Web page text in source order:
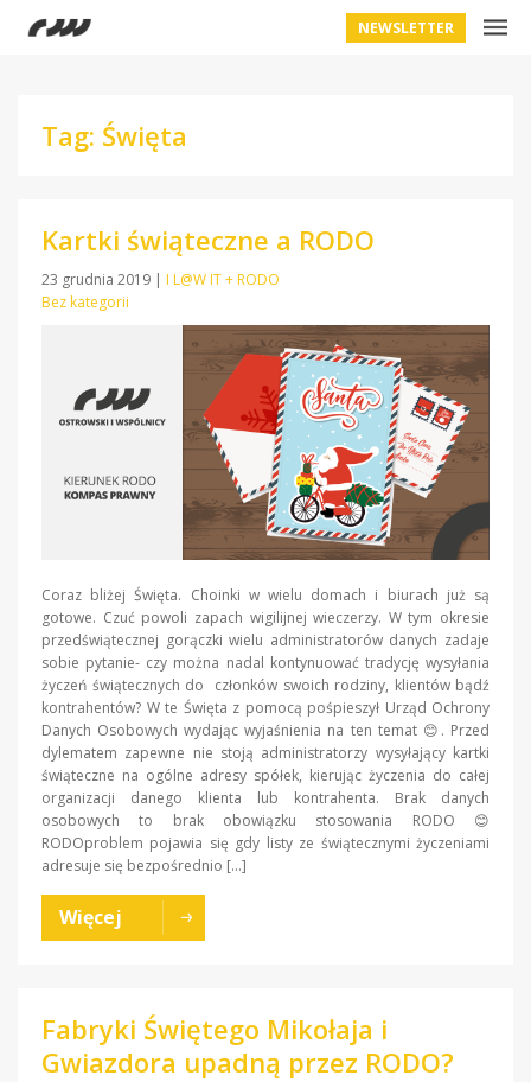
NEWSLETTER
Tag: Święta
Kartki świąteczne a RODO
23 grudnia 2019 | I L@W IT + RODO
Bez kategorii
Coraz bliżej Święta. Choinki w wielu domach i biurach już są
gotowe. Czuć powoli zapach wigilijnej wieczerzy. W tym okresie
przedświątecznej gorączki wielu administratorów danych zadaje
sobie pytanie- czy można nadal kontynuować tradycję wysyłania
życzeń świątecznych do członków swoich rodziny, klientów bądź
kontrahentów? W te Święta z pomocą pośpieszył Urząd Ochrony
Danych Osobowych wydając wyjaśnienia na ten temat 😊. Przed
dylematem zapewne nie stoją administratorzy wysyłający kartki
świąteczne na ogólne adresy spółek, kierując życzenia do całej
organizacji danego klienta lub kontrahenta. Brak danych
osobowych to brak obowiązku stosowania RODO 😊
RODOproblem pojawia się gdy listy ze świątecznymi życzeniami
adresuje się bezpośrednio […]
Więcej
Fabryki Świętego Mikołaja i
Gwiazdora upadną przez RODO?